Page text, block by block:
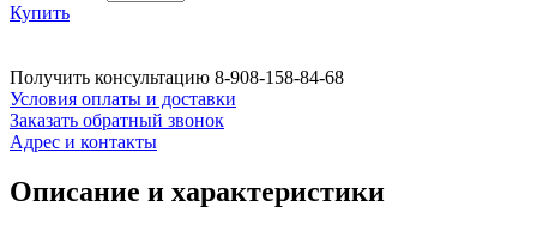
Купить
Получить консультацию 8-908-158-84-68
Условия оплаты и доставки
Заказать обратный звонок
Адрес и контакты
Описание и характеристики